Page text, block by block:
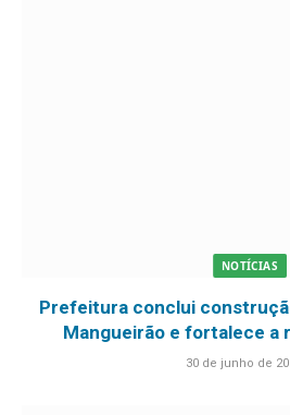
NOTÍCIAS
Prefeitura conclui
Mangueirão e fortalece a
básica em São30 de junho de